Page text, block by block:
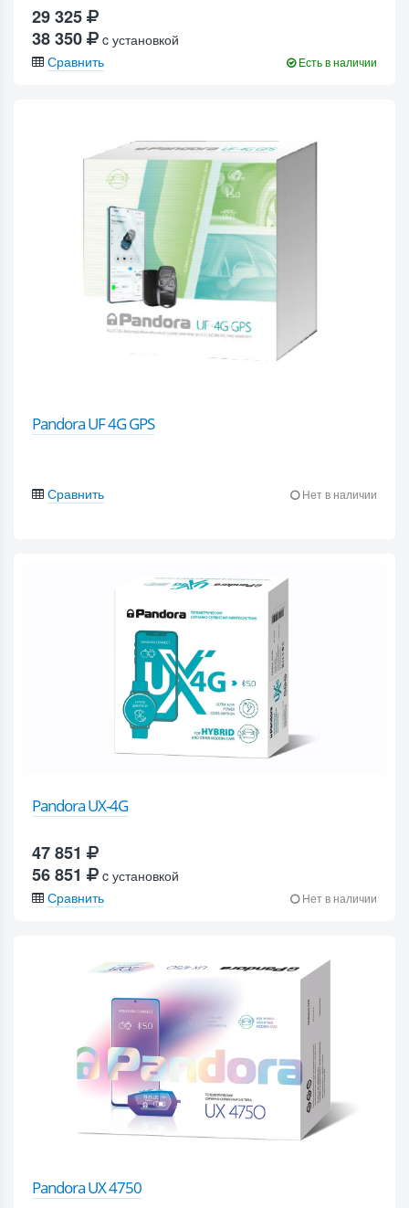
29 325
38 350
c установкой
Сравнить
Есть в наличии
Pandora UF 4G GPS
Сравнить Нет в наличии
Pandora UX-4G
47 851
56 851
c установкой
Сравнить
Нет в наличии
Pandora UX 4750